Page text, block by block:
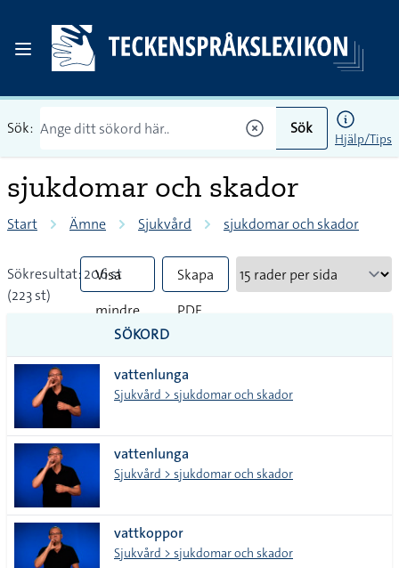
Sök: Sök
Hjälp/Tips
sjukdomar och skador
Start Ämne Sjukvård sjukdomar och skador
Sökresultat: 206 st
(223 st)
Visa
mindre
tecken
Skapa
PDF
SÖKORD
vattenlunga
Sjukvård > sjukdomar och skador
vattenlunga
Sjukvård > sjukdomar och skador
vattkoppor
Sjukvård > sjukdomar och skador